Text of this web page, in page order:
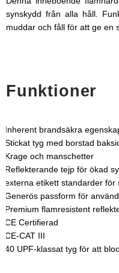
synskydd från alla håll.
muddar och fåll för att ge en
Funktioner
Inherent brandsäkra
Stickat tyg med borstad
Krage och manschetter
Reflekterande tejp för ökad
externa etikett standarder
Generös passform för
Premium flamresistent
CE Certifierad
CE-CAT III
40 UPF-klassat tyg för att